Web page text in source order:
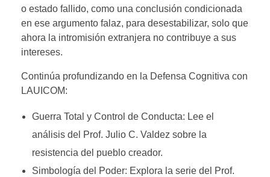
o estado fallido, como una conclusión condicionada
en ese argumento falaz, para desestabilizar, solo que
ahora la intromisión extranjera no contribuye a sus
intereses.
Continúa profundizando en la Defensa Cognitiva con
LAUICOM:
Guerra Total y Control de Conducta: Lee el
análisis del Prof. Julio C. Valdez sobre la
resistencia del pueblo creador.
Simbología del Poder: Explora la serie del Prof.